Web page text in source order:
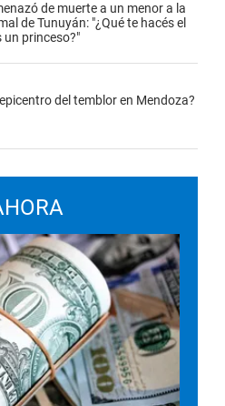
de muerte a un menor a la
de Tunuyán: "¿Qué te hacés el
un princeso?"
del temblor en Mendoza?